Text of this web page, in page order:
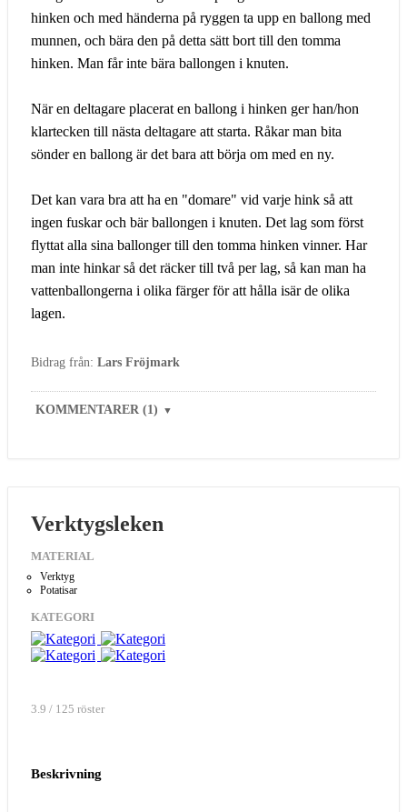
hinken och med händerna på ryggen ta upp en ballong med
munnen, och bära den på detta sätt bort till den tomma
hinken. Man får inte bära ballongen i knuten.
När en deltagare placerat en ballong i hinken ger han/hon
klartecken till nästa deltagare att starta. Råkar man bita
sönder en ballong är det bara att börja om med en ny.
Det kan vara bra att ha en "domare" vid varje hink så att
ingen fuskar och bär ballongen i knuten. Det lag som först
flyttat alla sina ballonger till den tomma hinken vinner. Har
man inte hinkar så det räcker till två per lag, så kan man ha
vattenballongerna i olika färger för att hålla isär de olika
lagen.
Bidrag från: Lars Fröjmark
KOMMENTARER (1) ▼
Verktygsleken
MATERIAL
Verktyg
Potatisar
KATEGORI
3.9 / 125 röster
Beskrivning